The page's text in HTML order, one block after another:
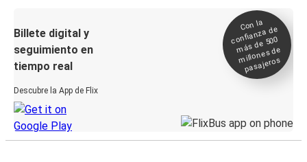
Billete digital y
seguimiento en
tiempo real
Descubre la App de Flix
Con la
confianza de
más de 500
millones de
pasajeros